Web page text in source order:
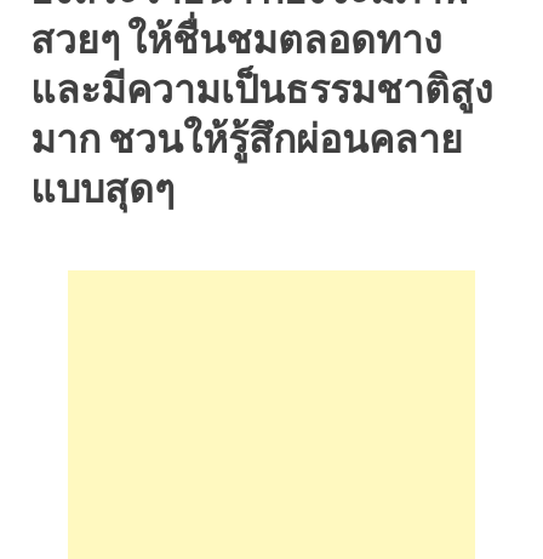
สวยๆ ให้ชื่นชมตลอดทาง
และมีความเป็นธรรมชาติสูง
มาก ชวนให้รู้สึกผ่อนคลาย
แบบสุดๆ